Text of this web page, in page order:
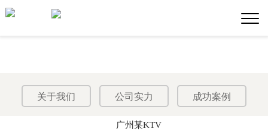
关于我们 公司实力 成功案例
广州某KTV